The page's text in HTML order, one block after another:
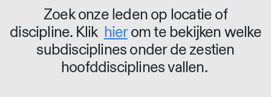
Zoek onze leden op locatie of
discipline. Klik hierom te bekijken welke
subdisciplines onder de zestien
hoofddisciplines vallen.